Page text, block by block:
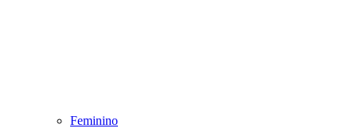
Feminino